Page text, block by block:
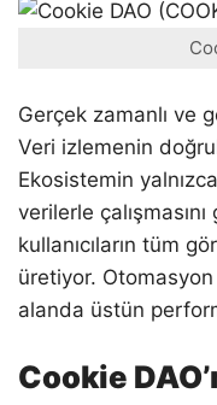
Gerçek zamanlı ve
Veri izlemenin
Ekosistemin
verilerle
kullanıcıların tüm
üretiyor.
alanda üstün
Cookie